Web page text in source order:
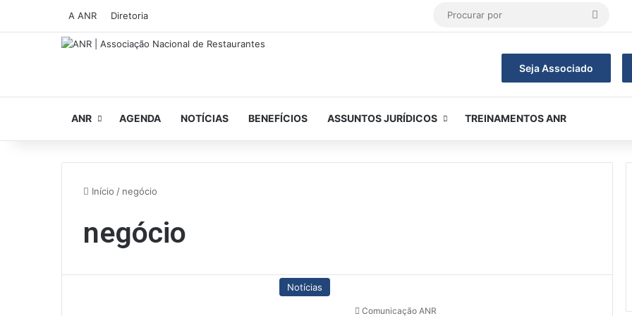
A ANR Diretoria
Seja Associado
ANR AGENDA NOTÍCIAS BENEFÍCIOS ASSUNTOS JURÍDICOS TREINAMENTOS ANR
Início / negócio
negócio
Notícias
Comunicação ANR